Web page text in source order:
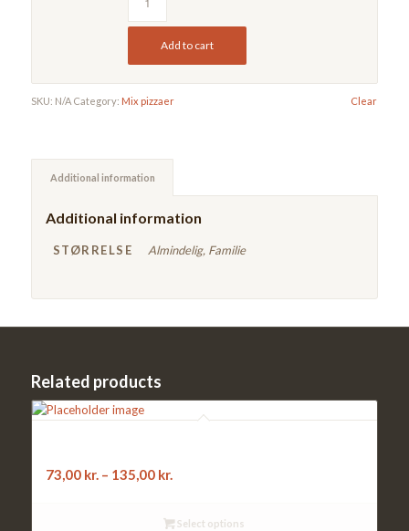
Clear
Add to cart
SKU: N/A Category: Mix pizzaer
Additional information
Additional information
STØRRELSE Almindelig, Familie
Related products
73,00 kr.– 135,00 kr.
Select options